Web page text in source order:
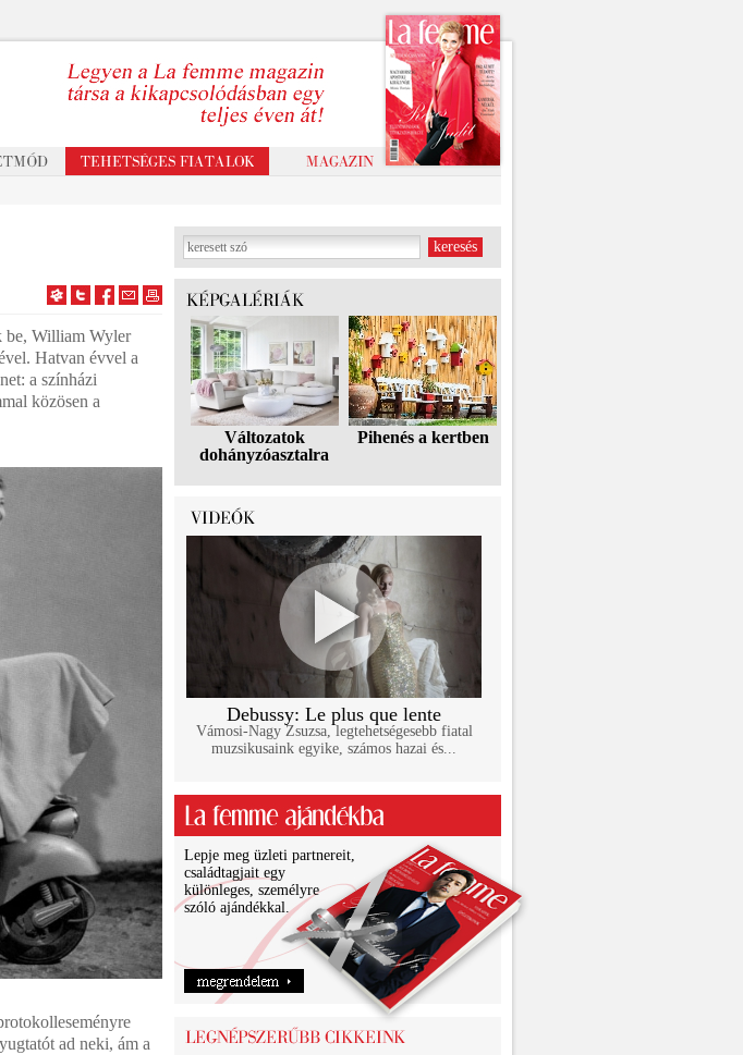
be, William Wyler
Hatvan évvel a
a színházi
közösen a
ad neki, ám a
Változatok
dohányzóasztalra
Pihenés a kertben
Debussy: Le plus que lente
Vámosi-Nagy Zsuzsa, legtehetségesebb fiatal
muzsikusaink egyike, számos hazai és...
Lepje meg üzleti partnereit,
családtagjait egy
különleges, személyre
szóló ajándékkal.